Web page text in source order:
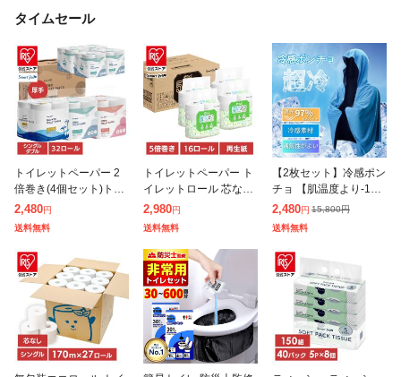
タイムセール
トイレットペーパー 2
倍巻き(4個セット)トイ
レットペーパー 芯あり
8ロール 全3種類 ダブル
シングル 長持ち トイレ
ットロー
2,480円
送料無料
トイレットペーパー ト
イレットロール 芯なし
[16個]芯なし再生紙トイ
レットロール250m 4R
×4P 再生紙 5倍巻 FSC
認
2,980円
送料無料
【2枚セット】冷感ポン
チョ 【肌温度より-15°
C 冷却】クールパーカ
ー 冷感タオル 冷感スト
ール 冷却100% 冷感繊
維使用
2,480円 15,800円
送料無料